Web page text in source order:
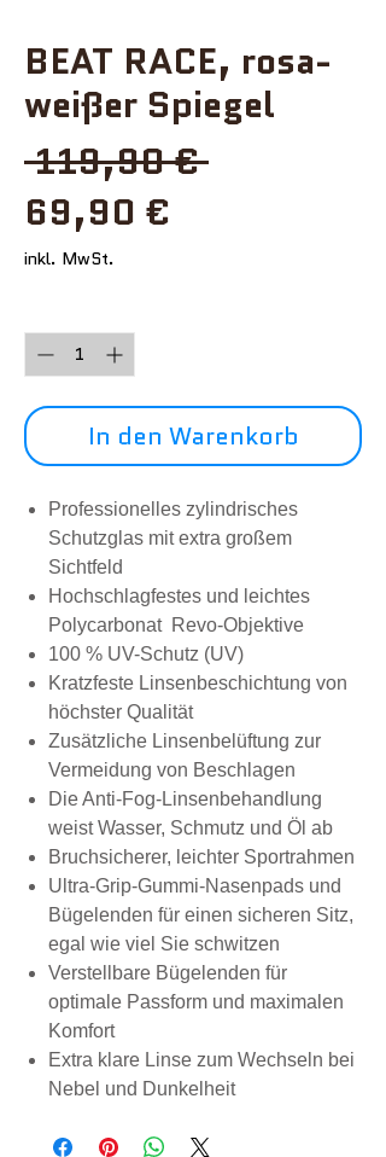
BEAT RACE, rosa-
weißer Spiegel
119,90 €
69,90 €
inkl. MwSt.
In den Warenkorb
Professionelles zylindrisches
Schutzglas mit extra großem
Sichtfeld
Hochschlagfestes und leichtes
Polycarbonat Revo-Objektive
100 % UV-Schutz (UV)
Kratzfeste Linsenbeschichtung von
höchster Qualität
Zusätzliche Linsenbelüftung zur
Vermeidung von Beschlagen
Die Anti-Fog-Linsenbehandlung
weist Wasser, Schmutz und Öl ab
Bruchsicherer, leichter Sportrahmen
Ultra-Grip-Gummi-Nasenpads und
Bügelenden für einen sicheren Sitz,
egal wie viel Sie schwitzen
Verstellbare Bügelenden für
optimale Passform und maximalen
Komfort
Extra klare Linse zum Wechseln bei
Nebel und Dunkelheit